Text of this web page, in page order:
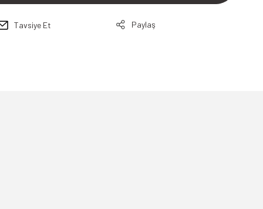
Tavsiye Et Paylaş